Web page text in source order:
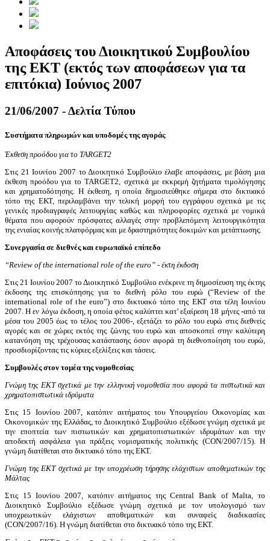
Αποφάσεις του Διοικητικού Συμβουλίου
της ΕΚΤ (εκτός των αποφάσεων για τα
επιτόκια) Ιούνιος 2007
21/06/2007 - Δελτία Τύπου
Συστήματα πληρωμών και υποδομές της αγοράς
Έκθεση προόδου για το TARGET2
Στις 21 Ιουνίου 2007 το Διοικητικό Συμβούλιο έλαβε αποφάσεις, με βάση μια
έκθεση προόδου για το TARGET2, σχετικά με εκκρεμή ζητήματα τιμολόγησης
και χρηματοδότησης. Η έκθεση, η οποία δημοσιεύθηκε σήμερα στο δικτυακό
τόπο της ΕΚΤ, περιλαμβάνει την τελική μορφή του εγγράφου σχετικά με τις
γενικές προδιαγραφές λειτουργίας καθώς και πληροφορίες σχετικά με νομικά
θέματα που αφορούν πρόσφατες αλλαγές στην προβλεπόμενη λειτουργικότητα
της ενιαίας κοινής πλατφόρμας και με δραστηριότητες δοκιμών και μετάπτωσης.
Συνεργασία σε διεθνές και ευρωπαϊκό επίπεδο
“Review of the international role of the euro” - έκτη έκδοση
Στις 21 Ιουνίου 2007 το Διοικητικό Συμβούλιο ενέκρινε τη δημοσίευση της έκτης
έκδοσης της επισκόπησης για το διεθνή ρόλο του ευρώ (“Review of the
international role of the euro”) στο δικτυακό τόπο της ΕΚΤ στα τέλη Ιουνίου
2007. Η εν λόγω έκδοση, η οποία φέτος καλύπτει κατ’ εξαίρεση 18 μήνες -από τα
μέσα του 2005 έως το τέλος του 2006-, εξετάζει το ρόλο του ευρώ στις διεθνείς
αγορές και σε χώρες εκτός της ζώνης του ευρώ και αποσκοπεί στην καλύτερη
κατανόηση της τρέχουσας κατάστασης όσον αφορά τη διεθνοποίηση του ευρώ,
προσδιορίζοντας τις κύριες εξελίξεις και τάσεις.
Συμβουλές στον τομέα της νομοθεσίας
Γνώμη της ΕΚΤ σχετικά με την ελληνική νομοθεσία που αφορά τα πιστωτικά και
χρηματοπιστωτικά ιδρύματα
Στις 15 Ιουνίου 2007, κατόπιν αιτήματος του Υπουργείου Οικονομίας και
Οικονομικών της Ελλάδας, το Διοικητικό Συμβούλιο εξέδωσε γνώμη σχετικά με
την εποπτεία των πιστωτικών και χρηματοπιστωτικών ιδρυμάτων και την
αποδεκτή ασφάλεια για πράξεις νομισματικής πολιτικής (CON/2007/15). Η
γνώμη διατίθεται στο δικτυακό τόπο της ΕΚΤ.
Γνώμη της ΕΚΤ σχετικά με την υποχρέωση τήρησης ελάχιστων αποθεματικών της
Μάλτας
Στις 15 Ιουνίου 2007, κατόπιν αιτήματος της Central Bank of Malta, το
Διοικητικό Συμβούλιο εξέδωσε γνώμη σχετικά με τον υπολογισμό των
υποχρεωτικών ελάχιστων αποθεματικών και συναφείς διαδικασίες
(CON/2007/16). Η γνώμη διατίθεται στο δικτυακό τόπο της ΕΚΤ.